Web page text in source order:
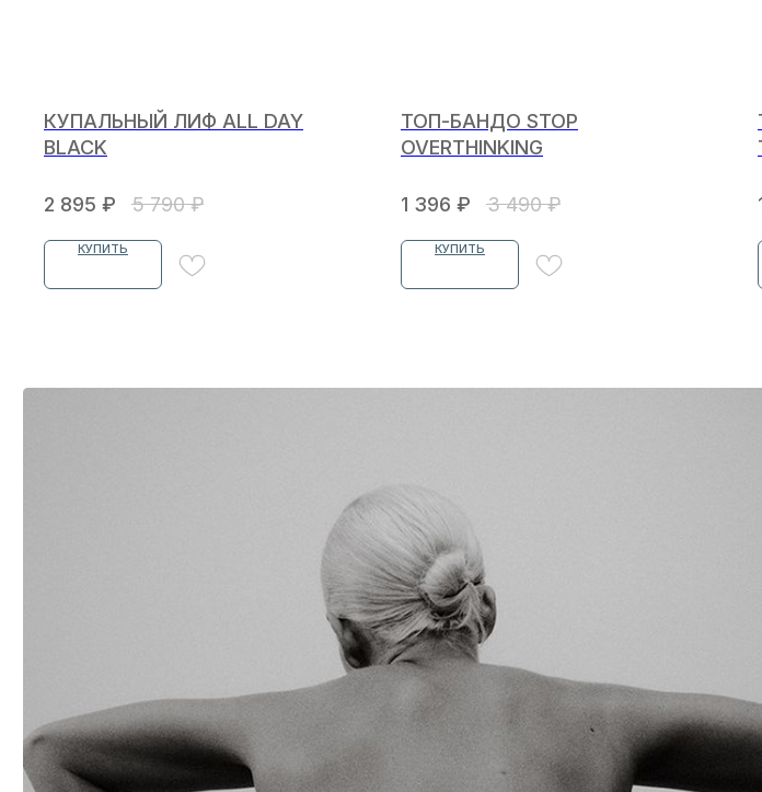
КУПАЛЬНЫЙ ЛИФ ALL DAY
BLACK
2 895 ₽ 5 790 ₽
КУПИТЬ
ТОП-БАНДО STOP
OVERTHINKING
1 396 ₽ 3 490 ₽
КУПИТЬ
БЕЛЬЕ
ДЛЯ СЛУЧАЯ